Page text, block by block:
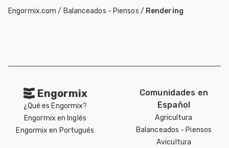
Engormix.com / Balanceados - Piensos / Rendering
Engormix
¿Qué es Engormix?
Engormix en Inglés
Engormix en Portugués
Comunidades en
Español
Agricultura
Balanceados - Piensos
Avicultura